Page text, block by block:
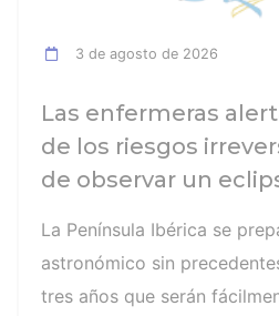
3 de agosto de 2026
Las enfermeras
de los riesgos
de observar un
solar es el mayor de
La Península Ibérica se
astronómico sin
tres años que serán